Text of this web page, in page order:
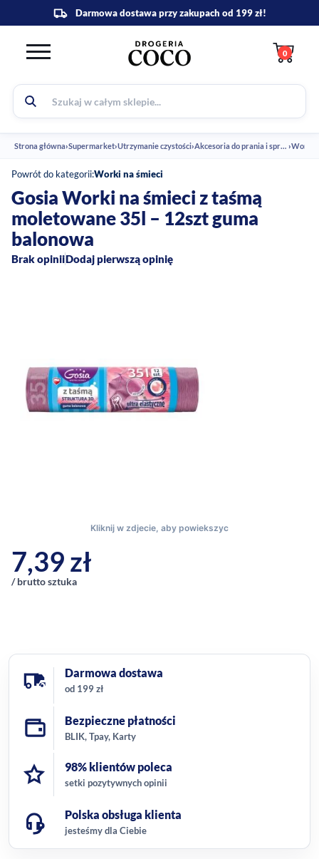
0
Strona główna›Supermarket›Utrzymanie czystości› Akcesoria do prania i sprzątania ›Worki
Powrót do kategorii:Worki na śmieci
Gosia Worki na śmieci z taśmą
moletowane 35l – 12szt guma
balonowa
Brak opiniiDodaj pierwszą opinię
7,39zł
/ brutto sztuka
Darmowa dostawa
od 199 zł
Bezpieczne płatności
BLIK, Tpay, Karty
98% klientów poleca
setki pozytywnych opinii
Polska obsługa klienta
jesteśmy dla Ciebie